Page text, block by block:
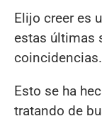
Elijo creer es
estas últimas
coincidencias.
Esto se ha
tratando de